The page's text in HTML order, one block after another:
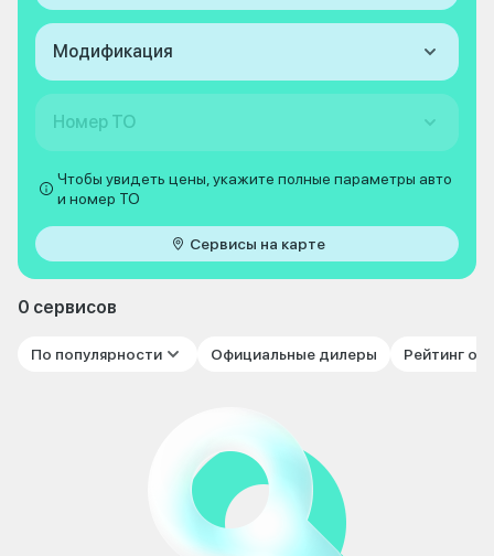
Модификация
Номер ТО
Чтобы увидеть цены, укажите полные параметры авто
и номер ТО
Сервисы на карте
0 сервисов
По популярности Официальные дилеры Рейтинг